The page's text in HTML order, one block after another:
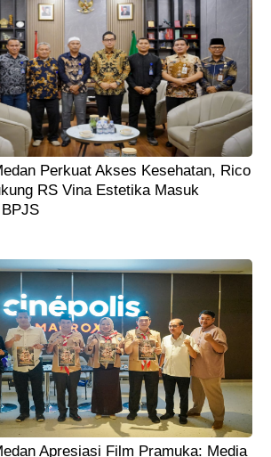
Perkuat Akses Kesehatan, Rico
RS Vina Estetika Masuk
Apresiasi Film Pramuka: Media